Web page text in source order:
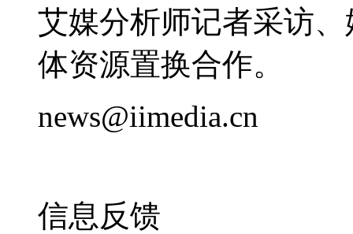
艾媒分析师记者采访
体资源置换合作。
news@iimedia.cn
信息反馈